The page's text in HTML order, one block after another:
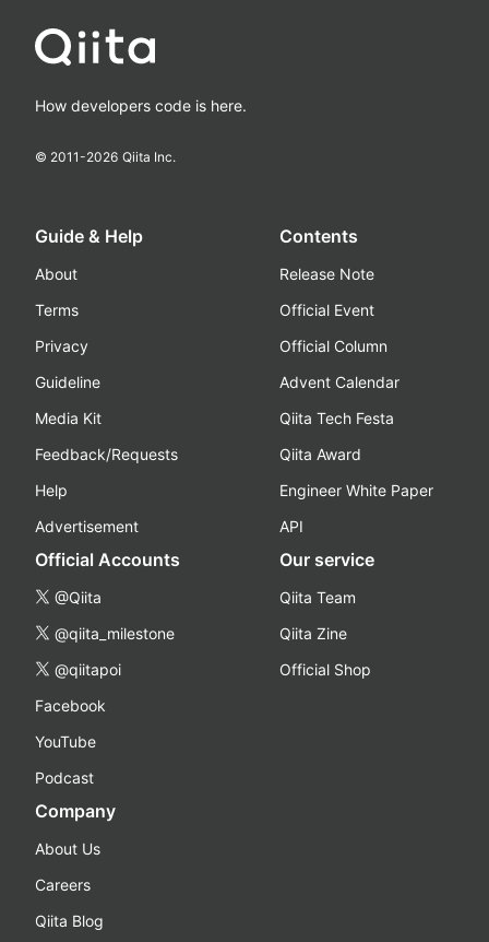
How developers code is here.
© 2011-2026 Qiita Inc.
Guide & Help
About
Terms
Privacy
Guideline
Media Kit
Feedback/Requests
Help
Advertisement
Contents
Release Note
Official Event
Official Column
Advent Calendar
Qiita Tech Festa
Qiita Award
Engineer White Paper
API
Official Accounts
@Qiita
@qiita_milestone
@qiitapoi
Facebook
YouTube
Podcast
Our service
Qiita Team
Qiita Zine
Official Shop
Company
About Us
Careers
Qiita Blog